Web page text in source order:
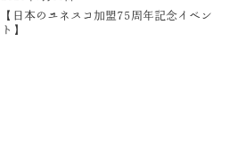
【日本のユネスコ加盟75周年記念イベン
ト】